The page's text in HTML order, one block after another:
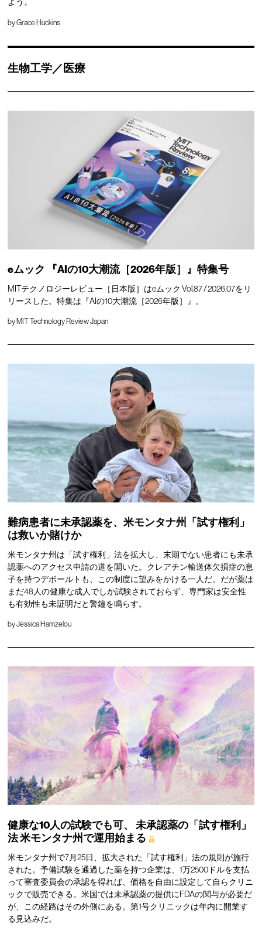
よう。
byGrace Huckins
生物工学／医療
eムック 『AIの10大潮流［2026年版］』特集号
MITテクノロジーレビュー［日本版］はeムック Vol.87 / 2026.07をリ
リースした。特集は『AIの10大潮流［2026年版］』。
by MIT Technology Review Japan
難病患者に未承認薬を、米モンタナ州「試す権利」
は救いか賭けか
米モンタナ州は「試す権利」法を拡大し、末期でない患者にも未承
認薬へのアクセス申請の道を開いた。クレアチン輸送体欠損症の息
子を持つデボールトも、この制度に望みをかける一人だ。だが薬は
まだ48人の健康な成人でしか試験されておらず、専門家は安全性
も有効性も未証明だと警鐘を鳴らす。
byJessica Hamzelou
健康な10人の試験でも可、
未承認薬の「試す権利」
法米モンタナ州で運用始まる
米モンタナ州で7月25日、拡大された「試す権利」法の規則が施行
された。予備試験を通過した薬を持つ企業は、1万2500ドルを支払
って審査委員会の承認を得れば、価格を自由に設定して自らクリニ
ックで販売できる。米国では未承認薬の提供にFDAの関与が必要だ
が、この経路はその外側にある。第1号クリニックは年内に開業す
る見込みだ。